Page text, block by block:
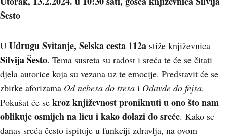
Šesto
U Udrugu Svitanje, Selska cesta 112a stiže književnica
Silvija Šesto. Tema susreta su radost i sreća te će se čitati
djela autorice koja su vezana uz te emocije. Predstavit će se
zbirke aforizama Od nebesa do tresa i Odavde do fejsa.
Pokušat će se kroz književnost proniknuti u ono što nam
oblikuje osmijeh na licu i kako dolazi do sreće. Kako se
danas sreća često ispituje u funkciji zdravlja, na ovom